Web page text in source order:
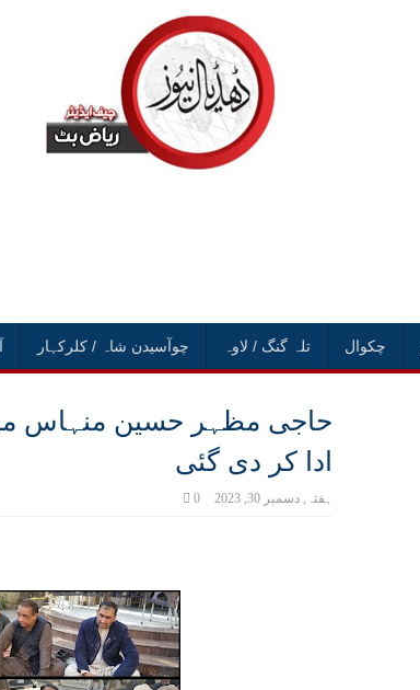
چکوال تلہ گنگ / لاوہ چوآسیدن شاہ / کلرکہار
حاجی مظہر حسین منہاس
ادا کر دی گئی
ہفتہ, دسمبر 30, 2023 0